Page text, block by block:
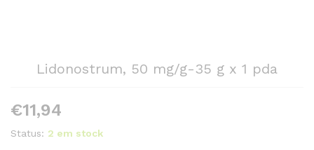
Lidonostrum, 50 mg/g-35 g x 1 pda
€11,94
Status: 2 em stock